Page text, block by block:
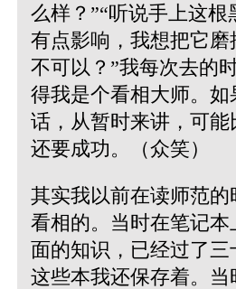
么样？”“听说手上这
有点影响，我想把它
不可以？”我每次去的
得我是个看相大师。
话，从暂时来讲，可
还要成功。（众笑）
其实我以前在读师范
看相的。当时在笔记
面的知识，已经过了
这些本我还保存着。